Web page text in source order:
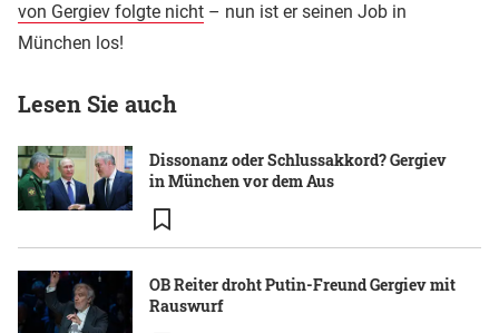
von Gergiev folgte nicht – nun ist er seinen Job in
München los!
Lesen Sie auch
Dissonanz oder Schlussakkord? Gergiev
in München vor dem Aus
OB Reiter droht Putin-Freund Gergiev mit
Rauswurf